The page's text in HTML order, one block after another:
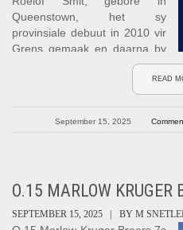
Queenstown, het sy
provinsiale debuut in 2010 vir
Grens gemaak en daarna by
die Bulls aangesluit waar hy in
2013 sy Vodacom Cup-debuut
gemaak het en in 2014 sy
Suid-Afrika in 2013 by die IRB
Barbarians gemaak. Ná
suksesvolle seisoene by die
Bulls het hy in 2020 by die
READ
September 15, 2025
O.15 MARLOW KRUGER
SEPTEMBER 15, 2025 | BY M